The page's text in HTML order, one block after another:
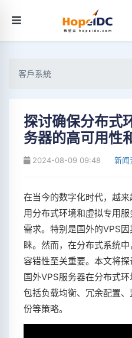
客戶系統
探讨确保分布式
务器的高可用性
2024-08-09 09:48 新闻
在当今的数字化时代，越
用分布式环境和虚拟专用
需求。特别是国外的VPS
睐。然而，在分布式系统
容错性至关重要。本文将
国外VPS服务器在分布式环
包括负载均衡、冗余配置
份等策略。